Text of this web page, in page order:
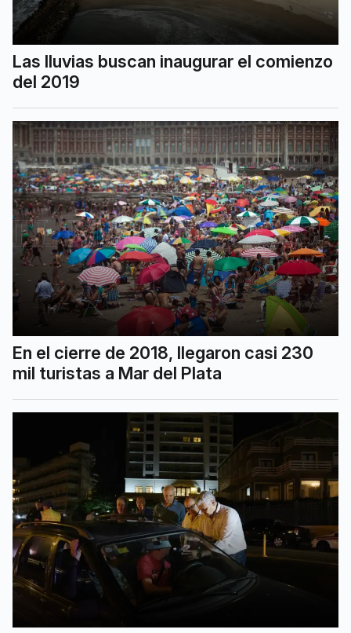
Las lluvias buscan inaugurar el comienzo
del 2019
En el cierre de 2018, llegaron casi 230
mil turistas a Mar del Plata